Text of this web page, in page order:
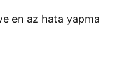
en az hata yapma